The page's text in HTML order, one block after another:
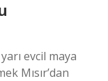
evcil maya
Mısır’dan